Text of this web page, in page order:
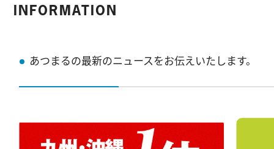
INFORMATION
あつまるの最新のニュースをお伝えいたします。